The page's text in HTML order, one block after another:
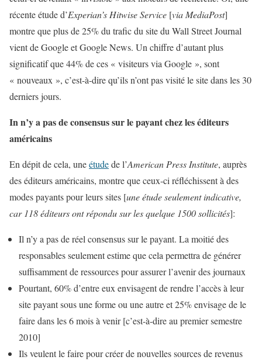
récente étude d’Experian’s Hitwise Service [via MediaPost]
montre que plus de 25% du trafic du site du Wall Street Journal
vient de Google et Google News. Un chiffre d’autant plus
significatif que 44% de ces « visiteurs via Google », sont
« nouveaux », c’est-à-dire qu’ils n’ont pas visité le site dans les 30
derniers jours.
In n’y a pas de consensus sur le payant chez les éditeurs
américains
En dépit de cela, uneétudede l’American Press Institute, auprès
des éditeurs américains, montre que ceux-ci réfléchissent à des
modes payants pour leurs sites [une étude seulement indicative,
car 118 éditeurs ont répondu sur les quelque 1500 sollicités]:
Il n’y a pas de réel consensus sur le payant. La moitié des
responsables seulement estime que cela permettra de générer
suffisamment de ressources pour assurer l’avenir des journaux
Pourtant, 60% d’entre eux envisagent de rendre l’accès à leur
site payant sous une forme ou une autre et 25% envisage de le
faire dans les 6 mois à venir [c’est-à-dire au premier semestre
2010]
Ils veulent le faire pour créer de nouvelles sources de revenus